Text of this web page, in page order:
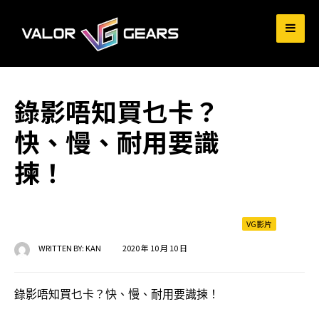
錄影唔知買乜卡？
快、慢、耐用要識
揀！
VG影片
WRITTEN BY:KAN 2020 年 10 月 10 日
錄影唔知買乜卡？快、慢、耐用要識揀！